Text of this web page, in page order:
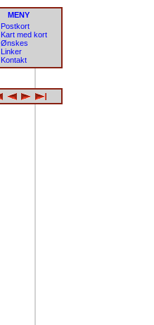
MENY
Postkort
Kart med kort
Ønskes
Linker
Kontakt